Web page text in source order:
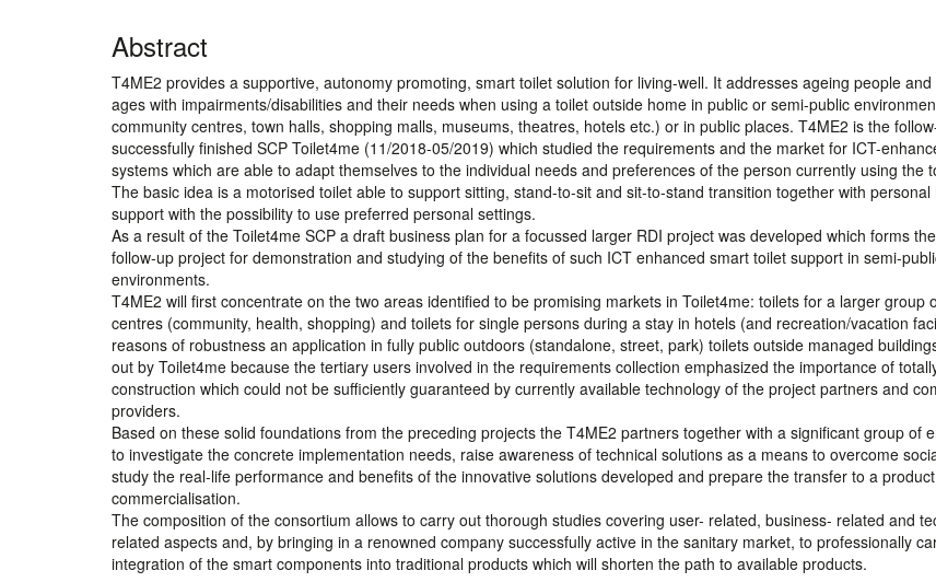
Abstract
T4ME2 provides a supportive, autonomy promoting, smart toilet solution for living-well. It addresses ageing people
ages with impairments/disabilities and their needs when using a toilet outside home in public or semi-public
community centres, town halls, shopping malls, museums, theatres, hotels etc.) or in public places. T4ME2 is the
successfully finished SCP Toilet4me (11/2018-05/2019) which studied the requirements and the market for ICT-
systems which are able to adapt themselves to the individual needs and preferences of the person currently using the
The basic idea is a motorised toilet able to support sitting, stand-to-sit and sit-to-stand transition together with personal
support with the possibility to use preferred personal settings.
As a result of the Toilet4me SCP a draft business plan for a focussed larger RDI project was developed which forms
follow-up project for demonstration and studying of the benefits of such ICT enhanced smart toilet support in semi-
environments.
T4ME2 will first concentrate on the two areas identified to be promising markets in Toilet4me: toilets for a larger group
centres (community, health, shopping) and toilets for single persons during a stay in hotels (and recreation/vacation
reasons of robustness an application in fully public outdoors (standalone, street, park) toilets outside managed
out by Toilet4me because the tertiary users involved in the requirements collection emphasized the importance of
construction which could not be sufficiently guaranteed by currently available technology of the project partners and
providers.
Based on these solid foundations from the preceding projects the T4ME2 partners together with a significant group of
to investigate the concrete implementation needs, raise awareness of technical solutions as a means to overcome
study the real-life performance and benefits of the innovative solutions developed and prepare the transfer to a
commercialisation.
The composition of the consortium allows to carry out thorough studies covering user- related, business- related and
related aspects and, by bringing in a renowned company successfully active in the sanitary market, to professionally
integration of the smart components into traditional products which will shorten the path to available products.